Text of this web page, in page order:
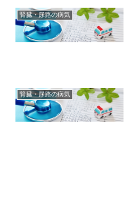
腎臓・尿路の病気
腎臓・尿路の病気